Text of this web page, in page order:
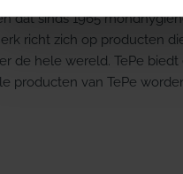
dat sinds 1965
richt zich op producten
de hele wereld. TePe
producten van TePe